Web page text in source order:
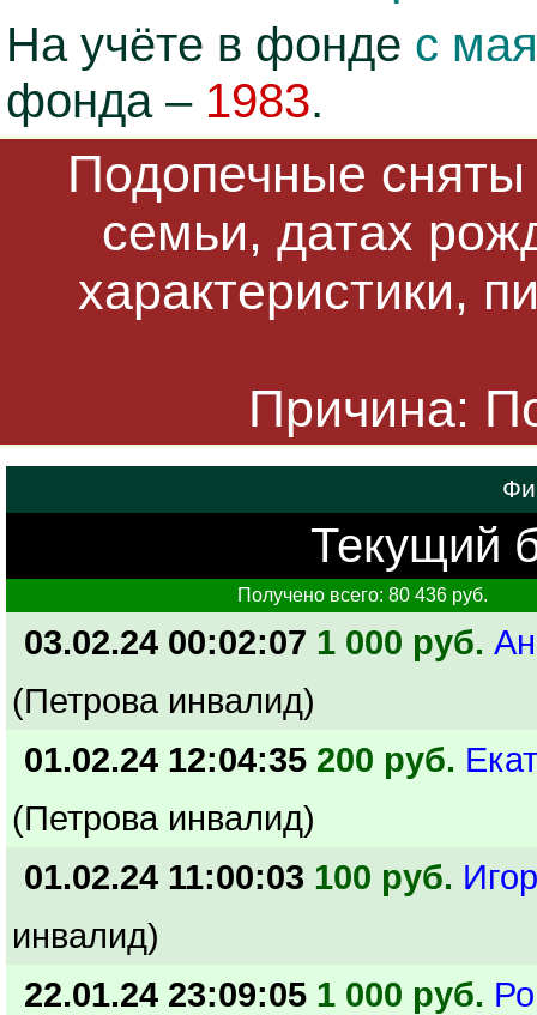
На учёте в фонде с
фонда – 1983.
Подопечные
семьи, датах
характеристики,
Причина:
Текущий
Получено всего: 80 436 руб.
03.02.24 00:02:07 1 000 руб.
(Петрова инвалид)
01.02.24 12:04:35 200 руб.
(Петрова инвалид)
01.02.24 11:00:03 100 руб.
инвалид)
22.01.24 23:09:05 1 000 руб.